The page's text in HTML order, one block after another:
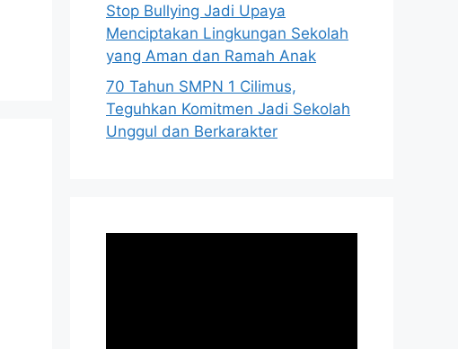
Stop Bullying Jadi Upaya
Menciptakan Lingkungan Sekolah
yang Aman dan Ramah Anak
70 Tahun SMPN 1 Cilimus,
Teguhkan Komitmen Jadi Sekolah
Unggul dan Berkarakter